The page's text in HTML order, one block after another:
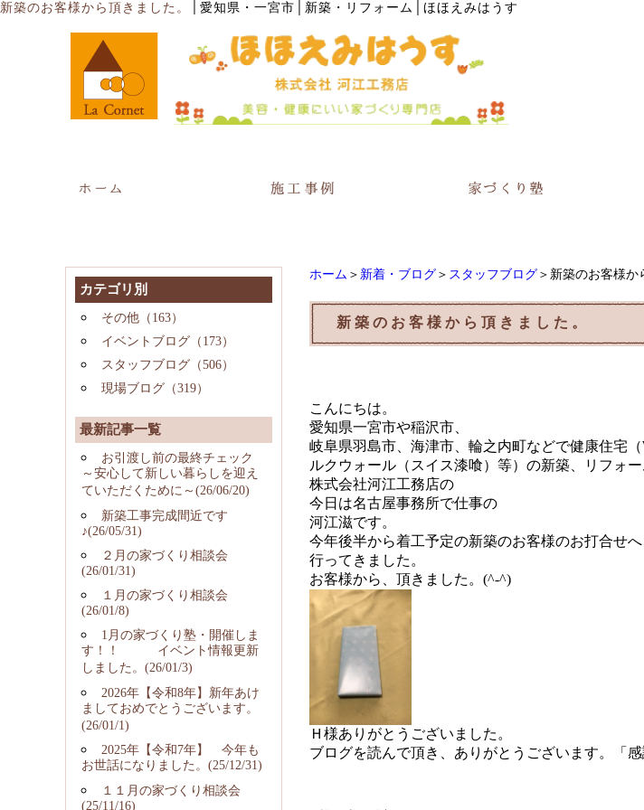
新築のお客様から頂きました。 愛知県・一宮市│新築・リフォーム│ほほえみはうす
ホーム ＞ 新着・ブログ ＞ スタッフブログ ＞新築のお客様か
新築のお客様から頂きました。
こんにちは。
愛知県一宮市や稲沢市、
岐阜県羽島市、海津市、輪之内町などで健康住宅
ルクウォール（スイス漆喰）等）の新築、リフォ
株式会社河江工務店の
今日は名古屋事務所で仕事の
河江滋です。
今年後半から着工予定の新築のお客様のお打合せへ
行ってきました。
お客様から、頂きました。(^-^)
Ｈ様ありがとうございました。
ブログを読んで頂き、ありがとうございます。「感
カテゴリ別
その他（163）
イベントブログ（173）
スタッフブログ（506）
現場ブログ（319）
最新記事一覧
お引渡し前の最終チェック
～安心して新しい暮らしを迎え
ていただくために～(26/06/20)
新築工事完成間近です
♪(26/05/31)
２月の家づくり相談会
(26/01/31)
１月の家づくり相談会
(26/01/8)
1月の家づくり塾・開催しま
す！！ イベント情報更新
しました。(26/01/3)
2026年【令和8年】新年あけ
ましておめでとうございます。
(26/01/1)
2025年【令和7年】 今年も
お世話になりました。(25/12/31)
１１月の家づくり相談会
(25/11/16)